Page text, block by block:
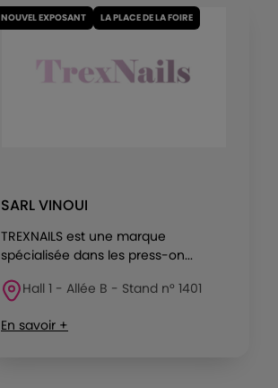
NOUVEL EXPOSANT LA PLACE DE LA FOIRE
SARL VINOUI
TREXNAILS est une marque
spécialisée dans les press-on...
Hall 1 - Allée B - Stand n° 1401
En savoir +